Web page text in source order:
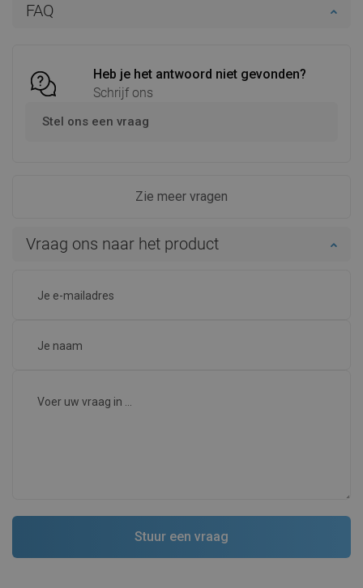
FAQ
Heb je het antwoord niet gevonden?
Schrijf ons
Stel ons een vraag
Zie meer vragen
Vraag ons naar het product